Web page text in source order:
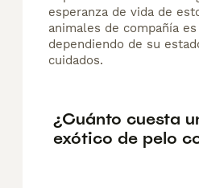
esperanza de vida de
animales de compañía es
dependiendo de su
cuidados.
¿Cuánto cuesta
exótico de pelo